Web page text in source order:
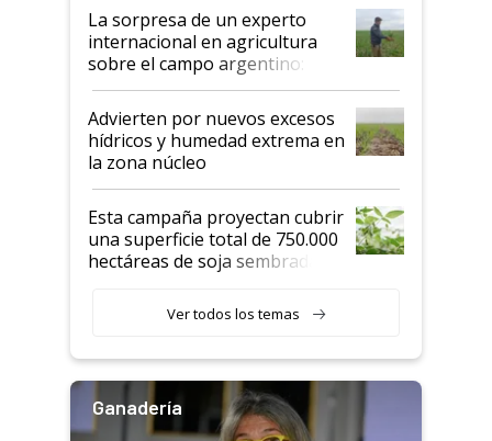
La sorpresa de un experto
internacional en agricultura
sobre el campo argentino:
"Estoy muy impresionado"
Advierten por nuevos excesos
hídricos y humedad extrema en
la zona núcleo
Esta campaña proyectan cubrir
una superficie total de 750.000
hectáreas de soja sembradas
variedades que marcan un
salto tecnológico en genética y
Ver todos los temas
Ganadería